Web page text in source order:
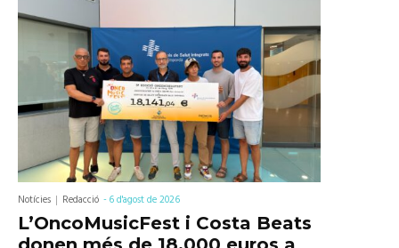
Notícies Redacció -6 d'agost de 2026
L’OncoMusicFest i Costa Beats